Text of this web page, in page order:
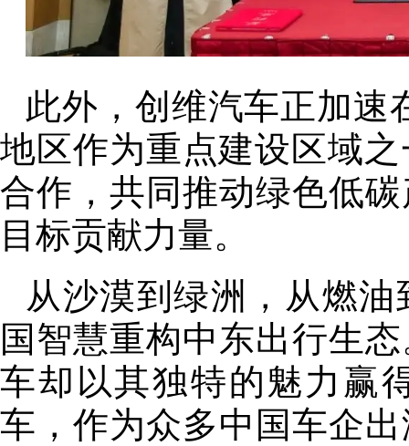
此外，创维汽车正加速
地区作为重点建设区域
合作，共同推动绿色低
目标贡献力量。
从沙漠到绿洲，从燃
国智慧重构中东出行生
车却以其独特的魅力赢
车，作为众多中国车企